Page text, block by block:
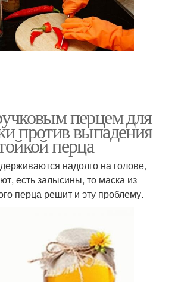
перцем для
против выпадения
перца
надолго на голове,
есть залысины, то маска из
перца решит и эту проблему.